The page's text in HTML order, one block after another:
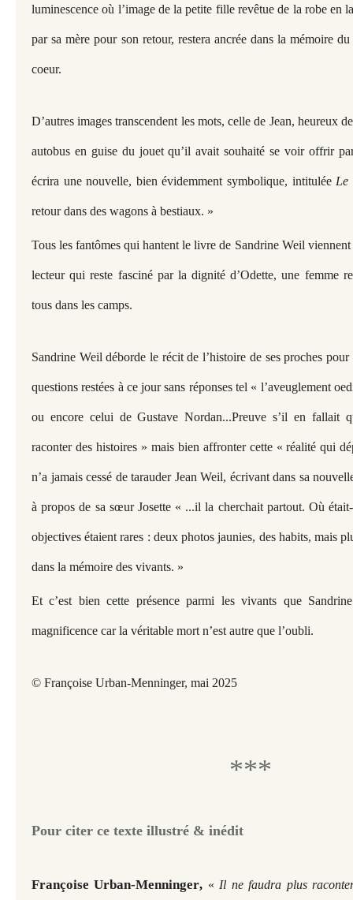
luminescence où l’image de la petite fille revêtue de la robe en
par sa mère pour son retour, restera ancrée dans la mémoire
coeur.
D’autres images transcendent les mots, celle de Jean, heureux
autobus en guise du jouet qu’il avait souhaité se voir offrir
écrira une nouvelle, bien évidemment symbolique, intitulée
retour dans des wagons à bestiaux. »
Tous les fantômes qui hantent le livre de Sandrine Weil
lecteur qui reste fasciné par la dignité d’Odette, une femme
tous dans les camps.
Sandrine Weil déborde le récit de l’histoire de ses proches pour
questions restées à ce jour sans réponses tel « l’aveuglement
ou encore celui de Gustave Nordan...Preuve s’il en fallait
raconter des histoires » mais bien affronter cette « réalité qui
n’a jamais cessé de tarauder Jean Weil, écrivant dans sa
à propos de sa sœur Josette « ...il la cherchait partout. Où
objectives étaient rares : deux photos jaunies, des habits, mais
dans la mémoire des vivants. »
Et c’est bien cette présence parmi les vivants que
magnificence car la véritable mort n’est autre que l’oubli.
© Françoise Urban-Menninger, mai 2025
***
Pour citer ce texte illustré & inédit
Françoise Urban-Menninger, « Il ne faudra plus